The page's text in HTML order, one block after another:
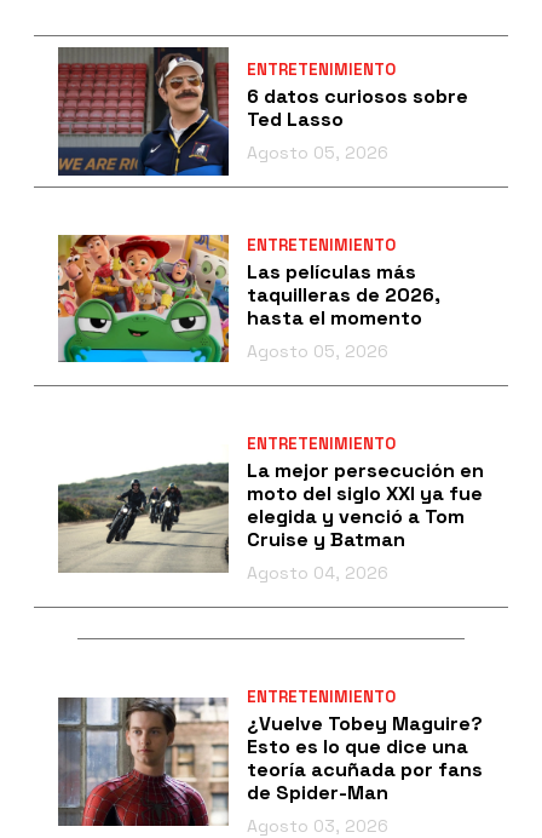
ENTRETENIMIENTO
6 datos curiosos sobre
Ted Lasso
Agosto 05, 2026
ENTRETENIMIENTO
Las películas más
taquilleras de 2026,
hasta el momento
Agosto 05, 2026
ENTRETENIMIENTO
La mejor persecución en
moto del siglo XXI ya fue
elegida y venció a Tom
Cruise y Batman
Agosto 04, 2026
ENTRETENIMIENTO
¿Vuelve Tobey Maguire?
Esto es lo que dice una
teoría acuñada por fans
de Spider-Man
Agosto 03, 2026